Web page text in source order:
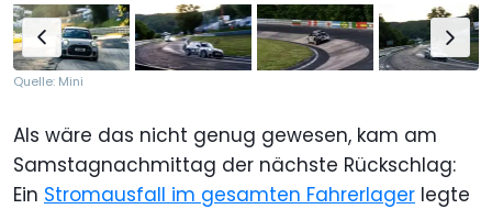
Quelle: Mini
Als wäre das nicht genug gewesen, kam am
Samstagnachmittag der nächste Rückschlag:
Ein Stromausfall im gesamten Fahrerlager legte